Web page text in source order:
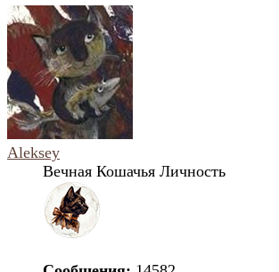
Aleksey
Вечная Кошачья Личность